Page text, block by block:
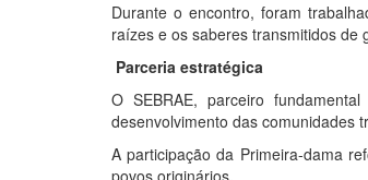
Durante o encontro, foram
raízes e os saberes transmitidos de
Parceria estratégica
O SEBRAE, parceiro
desenvolvimento das comunidades
A participação da Primeira-dama